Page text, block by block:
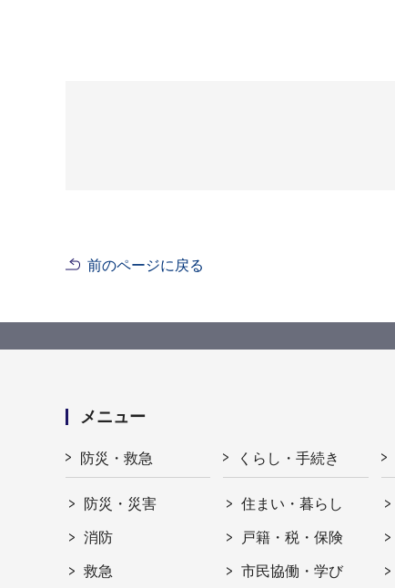
前のページに戻る
メニュー
防災・救急
防災・災害
消防
救急
くらし・手続き
住まい・暮らし
戸籍・税・保険
市民協働・学び